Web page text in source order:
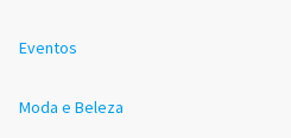
Eventos
Moda e Beleza